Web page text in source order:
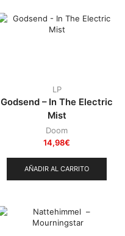
LP
Godsend – In The Electric
Mist
Doom
14,98€
AÑADIR AL CARRITO